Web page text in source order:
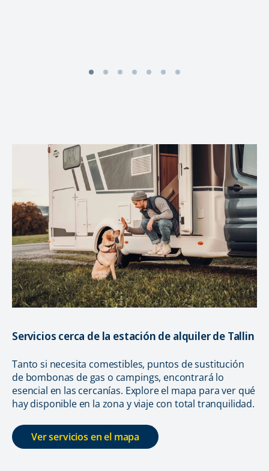
Servicios cerca de la estación de alquiler de Tallin
Tanto si necesita comestibles, puntos de sustitución
de bombonas de gas o campings, encontrará lo
esencial en las cercanías. Explore el mapa para ver qué
hay disponible en la zona y viaje con total tranquilidad.
Ver servicios en el mapa